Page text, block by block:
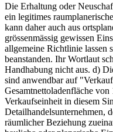
Die Erhaltung oder
ein legitimes
kann daher auch aus
grössenmässig gewissen
allgemeine Richtlinie lassen
beanstanden. Ihr Wortlaut
Handhabung nicht aus. d)
sind anwendbar auf
Gesamtnettoladenfläche
Verkaufseinheit in diesem
Detailhandelsunternehmen,
räumlicher Beziehung